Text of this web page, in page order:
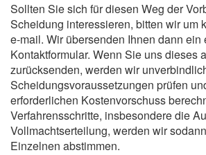
Sollten Sie sich für diesen Weg der
Scheidung interessieren, bitten wir um
e-mail. Wir übersenden Ihnen dann ein
Kontaktformular. Wenn Sie uns dieses
zurücksenden, werden wir
Scheidungsvoraussetzungen prüfen
erforderlichen Kostenvorschuss
Verfahrensschritte, insbesondere die
Vollmachtserteilung, werden wir
Einzelnen abstimmen.